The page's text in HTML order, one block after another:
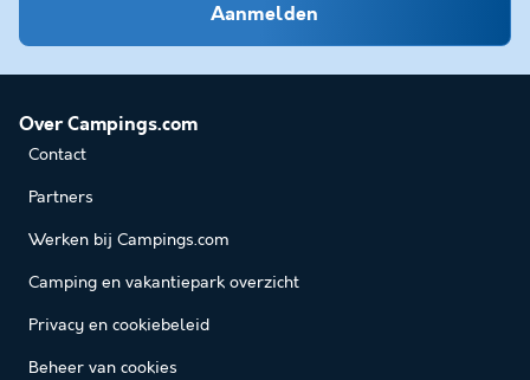
Aanmelden
Over Campings.com
Contact
Partners
Werken bij Campings.com
Camping en vakantiepark overzicht
Privacy en cookiebeleid
Beheer van cookies